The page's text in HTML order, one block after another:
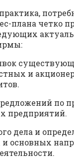
плана четко
и
по
предприятий.
дела и
основных